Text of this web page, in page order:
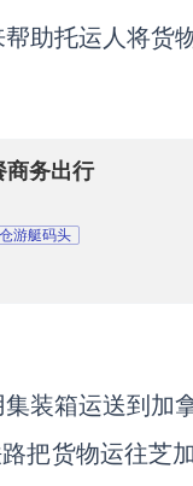
帮助托运人将货
商务出行
游艇码头
装箱运送到加
把货物运往芝